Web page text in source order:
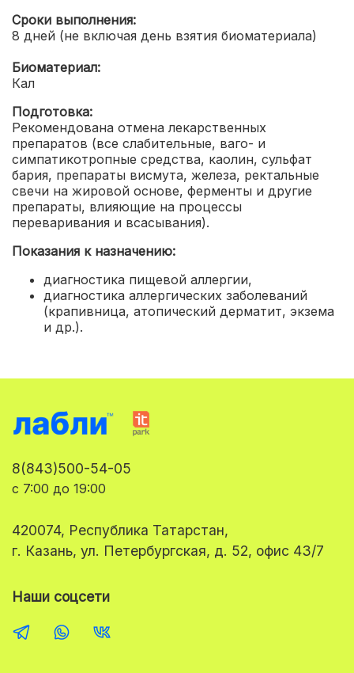
Сроки выполнения:
8 дней (не включая день взятия биоматериала)
Биоматериал:
Кал
Подготовка:
Рекомендована отмена лекарственных
препаратов (все слабительные, ваго- и
симпатикотропные средства, каолин, сульфат
бария, препараты висмута, железа, ректальные
свечи на жировой основе, ферменты и другие
препараты, влияющие на процессы
переваривания и всасывания).
Показания к назначению:
диагностика пищевой аллергии,
диагностика аллергических заболеваний
(крапивница, атопический дерматит, экзема
и др.).
8(843)500-54-05
с 7:00 до 19:00
420074, Республика Татарстан,
г. Казань, ул. Петербургская, д. 52, офис 43/7
Наши соцсети